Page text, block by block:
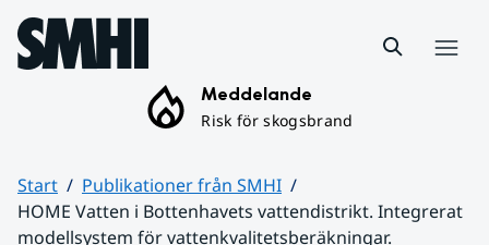
Hoppa till sidans innehåll
Meddelande
Risk för skogsbrand
Start
Publikationer från SMHI
HOME Vatten i Bottenhavets vattendistrikt. Integrerat
modellsystem för vattenkvalitetsberäkningar.